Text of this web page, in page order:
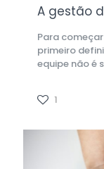
A gestão
Para
primeiro
equipe não é
1